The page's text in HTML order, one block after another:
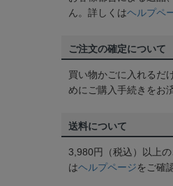
ん。詳しくはヘルプペ
ご注文の確定について
買い物かごに入れるだ
めにご購入手続きをお
送料について
3,980円（税込）以上
はヘルプページをご確